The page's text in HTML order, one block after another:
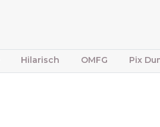
Hilarisch OMFG Pix